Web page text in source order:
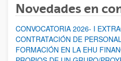
Novedades en
CONVOCATORIA 2026- I
CONTRATACIÓN DE
FORMACIÓN EN LA EHU